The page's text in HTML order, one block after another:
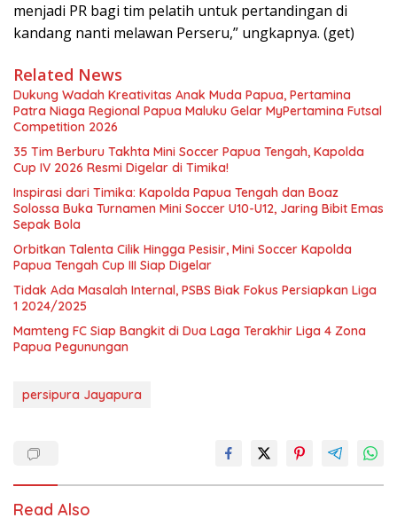
menjadi PR bagi tim pelatih untuk pertandingan di
kandang nanti melawan Perseru,” ungkapnya. (get)
Related News
Dukung Wadah Kreativitas Anak Muda Papua, Pertamina
Patra Niaga Regional Papua Maluku Gelar MyPertamina Futsal
Competition 2026
35 Tim Berburu Takhta Mini Soccer Papua Tengah, Kapolda
Cup IV 2026 Resmi Digelar di Timika!
Inspirasi dari Timika: Kapolda Papua Tengah dan Boaz
Solossa Buka Turnamen Mini Soccer U10-U12, Jaring Bibit Emas
Sepak Bola
Orbitkan Talenta Cilik Hingga Pesisir, Mini Soccer Kapolda
Papua Tengah Cup III Siap Digelar
Tidak Ada Masalah Internal, PSBS Biak Fokus Persiapkan Liga
1 2024/2025
Mamteng FC Siap Bangkit di Dua Laga Terakhir Liga 4 Zona
Papua Pegunungan
persipura Jayapura
Read Also